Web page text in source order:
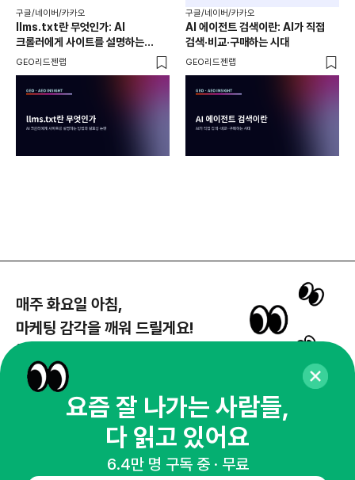
구글/네이버/카카오
llms.txt란 무엇인가: AI
크롤러에게 사이트를 설명하는
방법과 실효성 논란
GEO리드젠랩
구글/네이버/카카오
AI 에이전트 검색이란: AI가 직접
검색·비교·구매하는 시대
GEO리드젠랩
매주 화요일 아침,
마케팅 감각을 깨워 드릴게요!
65,043명의 마케터를 성장시키는 뉴스레터
뉴스레터 구독하기
요즘 잘 나가는 사람들,
다 읽고 있어요
6.4만 명 구독 중 · 무료